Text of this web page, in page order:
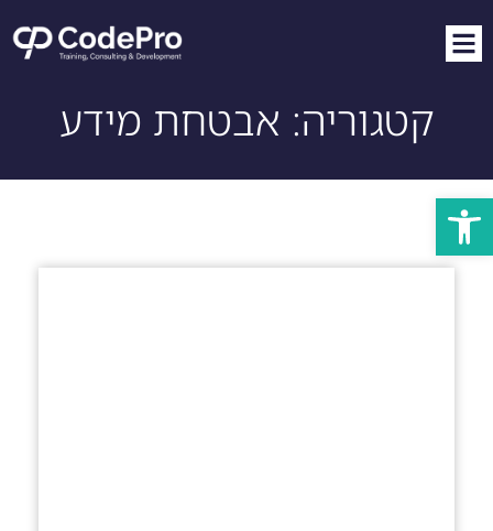
פתח סרגל נגישות
קטגוריה: אבטחת מידע